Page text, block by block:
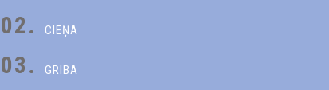
02. CIEŅA
03. GRIBA